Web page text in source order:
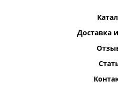
Доставка